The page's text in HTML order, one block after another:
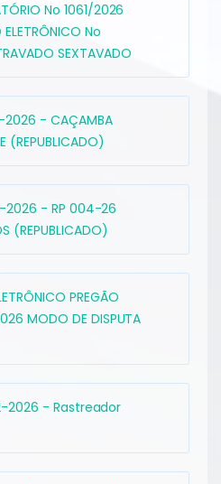
No 1061/2026
ELETRÔNICO No
SEXTAVADO
- CAÇAMBA
(REPUBLICADO)
- RP 004-26
(REPUBLICADO)
PREGÃO
MODO DE DISPUTA
- Rastreador